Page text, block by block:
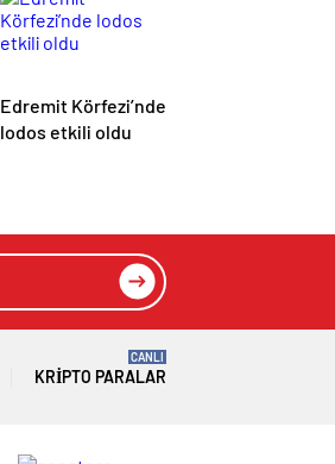
Edremit Körfezi’nde
lodos etkili oldu
KRIPTO PARALAR
CANLI